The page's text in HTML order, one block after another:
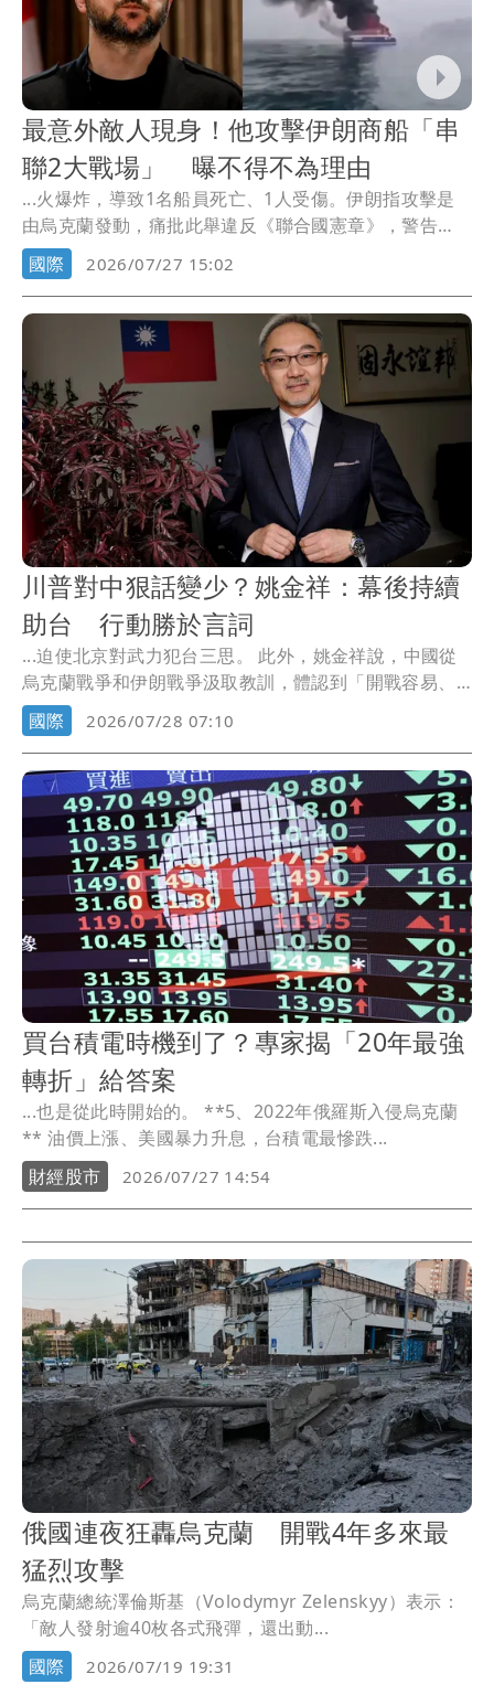
最意外敵人現身！他攻擊伊朗商船「串
聯2大戰場」 曝不得不為理由
...火爆炸，導致1名船員死亡、1人受傷。伊朗指攻擊是
由烏克蘭發動，痛批此舉違反《聯合國憲章》，警告
「絕不...
國際 2026/07/27 15:02
川普對中狠話變少？姚金祥：幕後持續
助台 行動勝於言詞
...迫使北京對武力犯台三思。 此外，姚金祥說，中國從
烏克蘭戰爭和伊朗戰爭汲取教訓，體認到「開戰容易、
終...
國際 2026/07/28 07:10
買台積電時機到了？專家揭「20年最強
轉折」給答案
...也是從此時開始的。 **5、2022年俄羅斯入侵烏克蘭
** 油價上漲、美國暴力升息，台積電最慘跌...
財經股市
2026/07/27 14:54
俄國連夜狂轟烏克蘭 開戰4年多來最
猛烈攻擊
烏克蘭總統澤倫斯基（Volodymyr Zelenskyy）表示：
「敵人發射逾40枚各式飛彈，還出動...
國際
2026/07/19 19:31